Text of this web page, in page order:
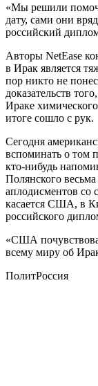
«Мы решили
дату, сами они
российский
Авторы NetEase
в Ирак является
пор никто не
доказательств
Ираке
итоге сошло с рук.
Сегодня
вспоминать о том
кто-нибудь
Полянского
аплодисментов со
касается США, в
российского
«США
всему миру об
ПолитРоссия